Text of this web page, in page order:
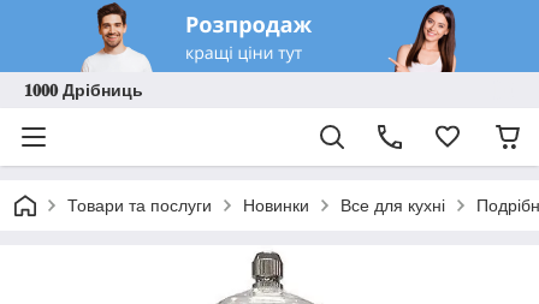
𝟏𝟎𝟎𝟎 Дрібниць
Товари та послуги Новинки Все для кухні